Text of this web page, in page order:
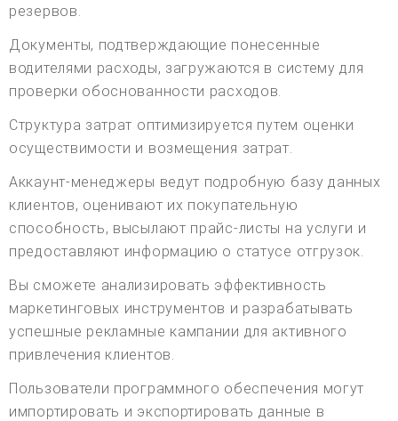
резервов.
Документы, подтверждающие понесенные
водителями расходы, загружаются в систему для
проверки обоснованности расходов.
Структура затрат оптимизируется путем оценки
осуществимости и возмещения затрат.
Аккаунт-менеджеры ведут подробную базу данных
клиентов, оценивают их покупательную
способность, высылают прайс-листы на услуги и
предоставляют информацию о статусе отгрузок.
Вы сможете анализировать эффективность
маркетинговых инструментов и разрабатывать
успешные рекламные кампании для активного
привлечения клиентов.
Пользователи программного обеспечения могут
импортировать и экспортировать данные в